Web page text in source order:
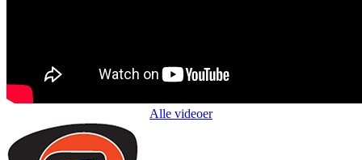
Alle videoer